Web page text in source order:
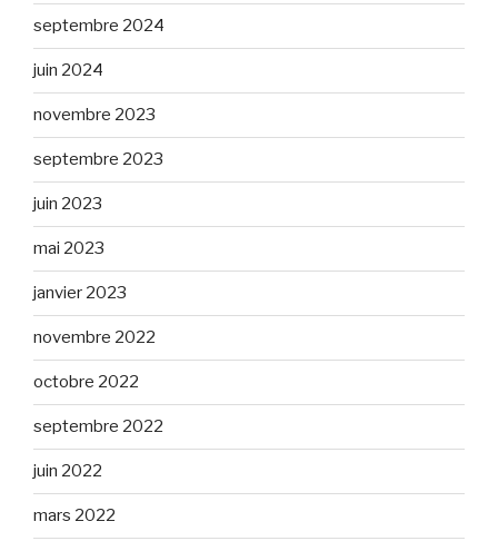
septembre 2024
juin 2024
novembre 2023
septembre 2023
juin 2023
mai 2023
janvier 2023
novembre 2022
octobre 2022
septembre 2022
juin 2022
mars 2022